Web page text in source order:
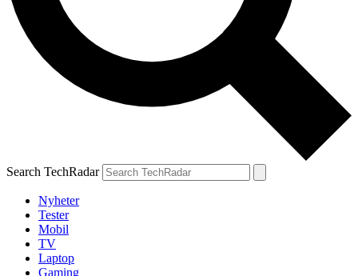
Search TechRadar
Nyheter
Tester
Mobil
TV
Laptop
Gaming